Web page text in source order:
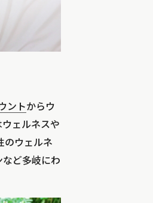
ントからウ
ェルネスや
のウェルネ
ど多岐にわ